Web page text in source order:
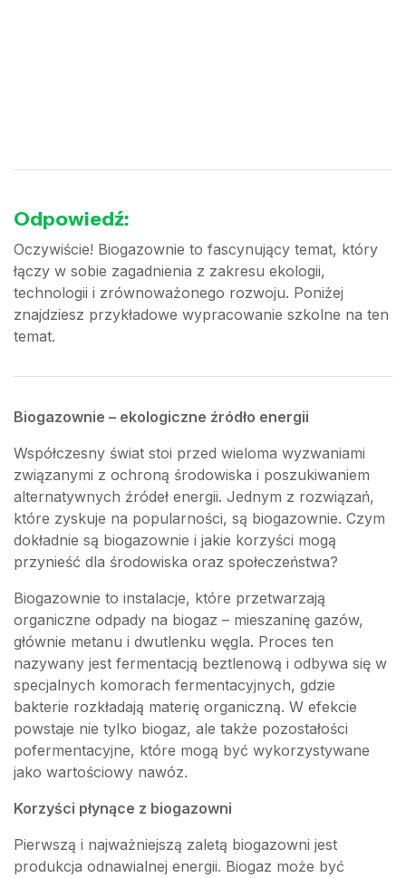
Odpowiedź:
Oczywiście! Biogazownie to fascynujący temat, który
łączy w sobie zagadnienia z zakresu ekologii,
technologii i zrównoważonego rozwoju. Poniżej
znajdziesz przykładowe wypracowanie szkolne na ten
temat.
Biogazownie – ekologiczne źródło energii
Współczesny świat stoi przed wieloma wyzwaniami
związanymi z ochroną środowiska i poszukiwaniem
alternatywnych źródeł energii. Jednym z rozwiązań,
które zyskuje na popularności, są biogazownie. Czym
dokładnie są biogazownie i jakie korzyści mogą
przynieść dla środowiska oraz społeczeństwa?
Biogazownie to instalacje, które przetwarzają
organiczne odpady na biogaz – mieszaninę gazów,
głównie metanu i dwutlenku węgla. Proces ten
nazywany jest fermentacją beztlenową i odbywa się w
specjalnych komorach fermentacyjnych, gdzie
bakterie rozkładają materię organiczną. W efekcie
powstaje nie tylko biogaz, ale także pozostałości
pofermentacyjne, które mogą być wykorzystywane
jako wartościowy nawóz.
Korzyści płynące z biogazowni
Pierwszą i najważniejszą zaletą biogazowni jest
produkcja odnawialnej energii. Biogaz może być